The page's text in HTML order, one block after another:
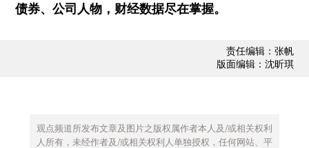
债券、公司人物，财经数据尽在掌握。
责任编辑：张帆
版面编辑：沈昕琪
观点频道所发布文章及图片之版权属作者本人及/或相关权利
人所有，未经作者及/或相关权利人单独授权，任何网站、平